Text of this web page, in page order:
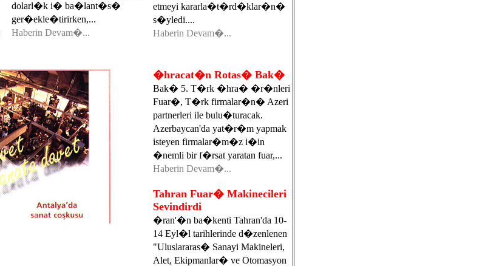
dolarl�k i� ba�lant�s�
ger�ekle�tirirken,...
Haberin Devam�...
etmeyi kararla�t�rd�klar�n�
s�yledi....
Haberin Devam�...
�hracat�n Rotas� Bak�
Bak� 5. T�rk �hra� �r�nleri
Fuar�, T�rk firmalar�n� Azeri
partnerleri ile bulu�turacak.
Azerbaycan'da yat�r�m yapmak
isteyen firmalar�m�z i�in
�nemli bir f�rsat yaratan fuar,...
Haberin Devam�...
Tahran Fuar� Makinecileri
Sevindirdi
�ran'�n ba�kenti Tahran'da 10-
14 Eyl�l tarihlerinde d�zenlenen
"Uluslararas� Sanayi Makineleri,
Alet, Ekipmanlar� ve Otomasyon